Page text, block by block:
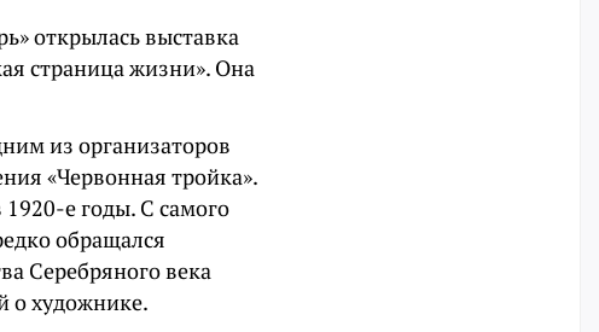
открылась выставка
страница жизни». Она
из организаторов
«Червонная тройка».
е годы. С самого
обращался
Серебряного века
о художнике.